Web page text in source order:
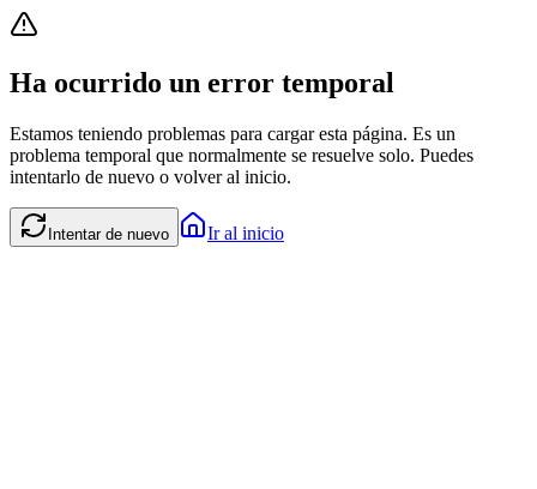
Ha ocurrido un error temporal
Estamos teniendo problemas para cargar esta página. Es un
problema temporal que normalmente se resuelve solo. Puedes
intentarlo de nuevo o volver al inicio.
Intentar de nuevo Ir al inicio